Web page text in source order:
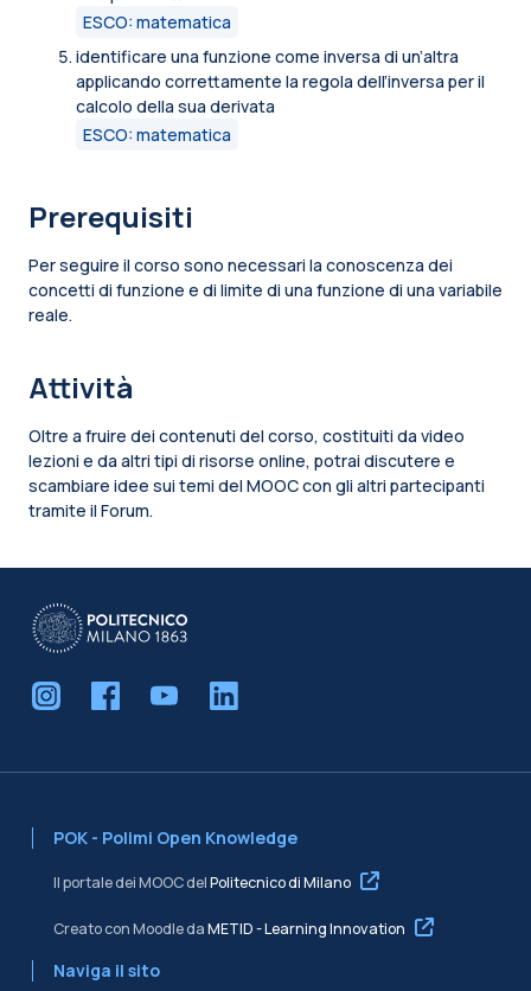
ESCO: matematica
identificare una funzione come inversa di un’altra
applicando correttamente la regola dell’inversa per il
calcolo della sua derivata
ESCO: matematica
Prerequisiti
Per seguire il corso sono necessari la conoscenza dei
concetti di funzione e di limite di una funzione di una variabile
reale.
Attività
Oltre a fruire dei contenuti del corso, costituiti da video
lezioni e da altri tipi di risorse online, potrai discutere e
scambiare idee sui temi del MOOC con gli altri partecipanti
tramite il Forum.
Blocchi
POK - Polimi Open Knowledge
Il portale dei MOOC delPolitecnico di Milano
Creato con Moodle daMETID - Learning Innovation
Naviga il sito